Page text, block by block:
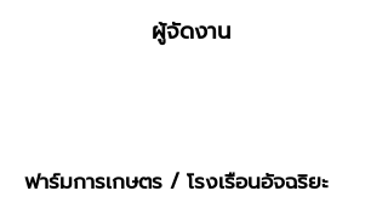
ผู้จัดงาน
ฟาร์มการเกษตร / โรงเรือนอัจฉริยะ